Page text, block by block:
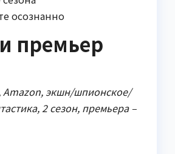
осознанно
премьер
экшн/шпионское/
2 сезон, премьера –